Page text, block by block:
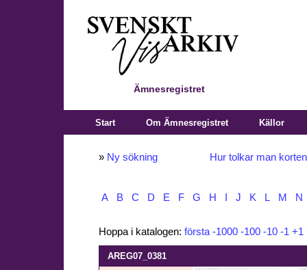
Ämnesregistret
Start Om Ämnesregistret Källor
» Ny sökning Hur tolkar man
A B C D E F G H J K L M N
Hoppa i katalogen: första -1000 -100 -10 -1 +1
AREG07_0381